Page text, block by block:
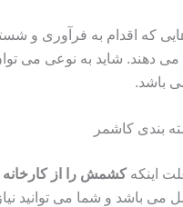
که اقدام به فرآوری و
دهند. شاید به نوعی می
باشد.
بندی کاشمر
اینکهکشمش را از
می باشد و شما می توانید